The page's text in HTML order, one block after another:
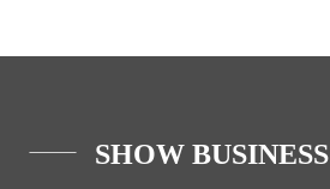
SHOW BUSINESS